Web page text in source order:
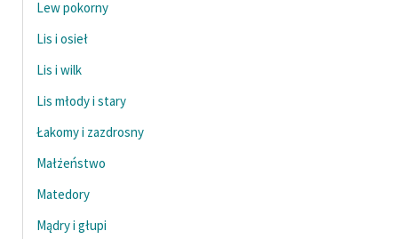
Lew pokorny
Lis i osieł
Lis i wilk
Lis młody i stary
Łakomy i zazdrosny
Małżeństwo
Matedory
Mądry i głupi